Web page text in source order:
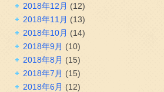
2018年12月 (12)
2018年11月 (13)
2018年10月 (14)
2018年9月 (10)
2018年8月 (15)
2018年7月 (15)
2018年6月 (12)